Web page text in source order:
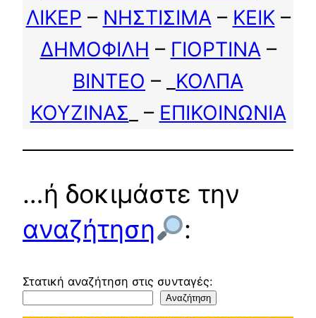
ΛΙΚΕΡ – ΝΗΣΤΙΣΙΜΑ– ΚΕΙΚ–
ΔΗΜΟΦΙΛΗ – ΓΙΟΡΤΙΝΑ–
ΒΙΝΤΕΟ – _ ΚΟΛΠΑ
ΚΟΥΖΙΝΑΣ _ – ΕΠΙΚΟΙΝΩΝΙΑ
…ή δοκιμάστε την
αναζήτηση
:
Στατική αναζήτηση στις συνταγές:
Αναζήτηση